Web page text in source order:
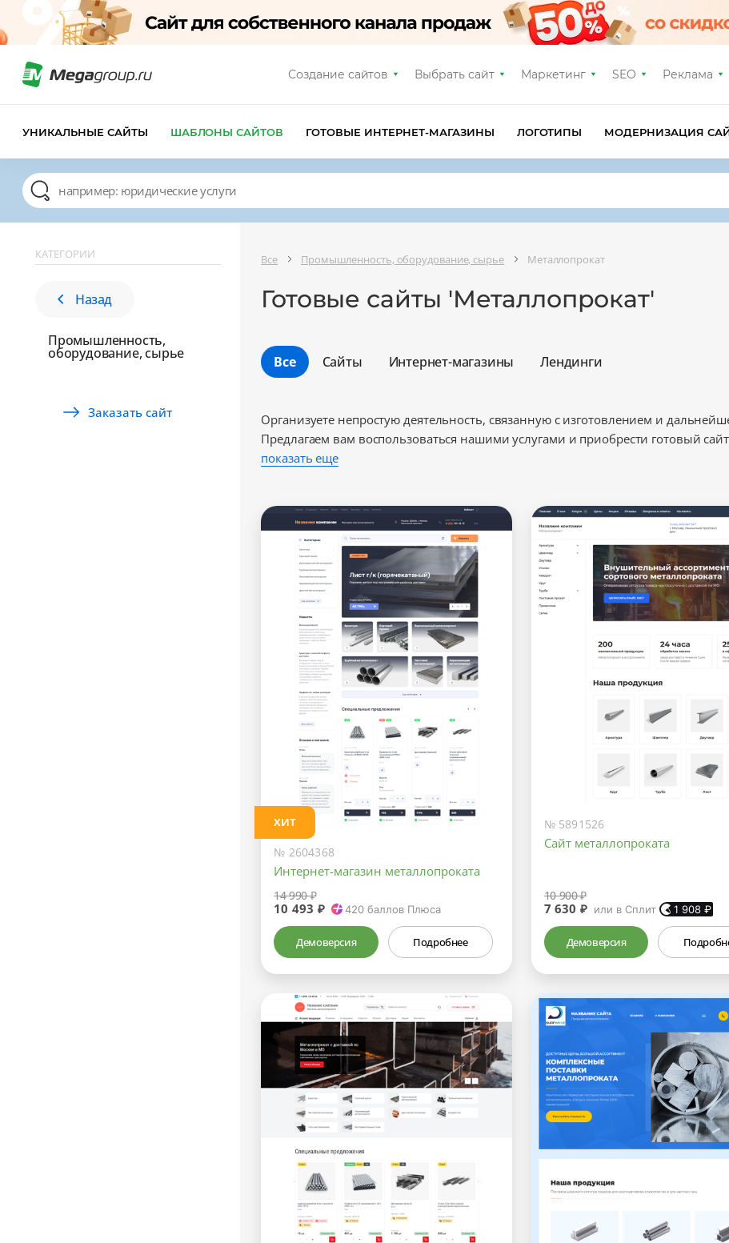
Создание сайтов Выбрать сайт Маркетинг SEO Реклама
УНИКАЛЬНЫЕ САЙТЫ ШАБЛОНЫ САЙТОВ ГОТОВЫЕ ИНТЕРНЕТ-МАГАЗИНЫ ЛОГОТИПЫ МОДЕРНИЗАЦИЯ
КАТЕГОРИИ
Назад
Промышленность,
оборудование, сырье
Заказать сайт
Все Промышленность, оборудование, сырье Металлопрокат
Готовые сайты 'Металлопрокат'
Все Сайты
Оптимальный
Интернет-магазины Лендинги
Организуете непростую деятельность, связанную с изготовлением и
Предлагаем вам воспользоваться нашими услугами и приобрести готовый
показать еще
ХИТ
№ 2604368
Интернет-магазин металлопроката
14 990 ₽
10 493 ₽ 420баллов Плюса
Демоверсия Подробнее
№ 5891526
Сайт металлопроката
10 900 ₽
7 630 ₽ или в Сплит 1 908 ₽
Демоверсия